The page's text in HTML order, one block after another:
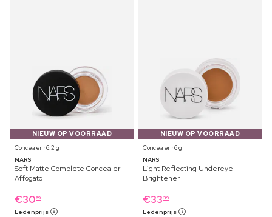
NIEUW OP VOORRAAD
Concealer ⋅ 6.2 g
NARS
Soft Matte Complete Concealer
Affogato
€3069
Ledenprijs
NIEUW OP VOORRAAD
Concealer ⋅ 6 g
NARS
Light Reflecting Undereye
Brightener
€33 39
Ledenprijs